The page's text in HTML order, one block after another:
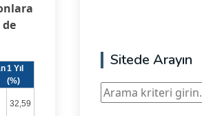
1 Yıl
(%)
32,59
Sitede Arayın
Ara